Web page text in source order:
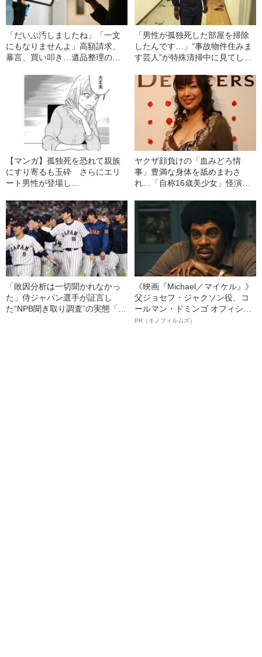
「だいぶ汚しましたね」「一文
にもなりませんよ」高額請求、
暴言、買い叩き…遺品整理の現
「男性が孤独死した部屋を掃除
したんです…」“事故物件住みま
す芸人”が特殊清掃中に見てしま
【マンガ】孤独死を恐れて親族
にすり寄るも玉砕 さらにエリ
ート男性が登場し…
ヤクザ顔負けの「血みどろ情
事」豊満な身体を舐めまわさ
れ…「自称16歳美少女」怪演
ぎる“熟れ方”
「敗因分析は一切聞かれなかっ
た」侍ジャパン選手が証言し
た“NPB聞き取り調査”の実態「選
《映画『Michael／マイケル』》
父ジョセフ・ジャクソン役、コ
ールマン・ドミンゴ オフィシャ
ルインタビュー“観客を魅了した
PR（キノフィルムズ）